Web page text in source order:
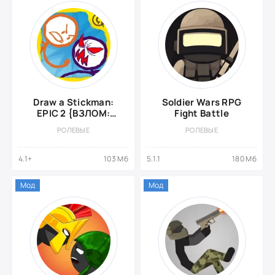
Draw a Stickman:
EPIC 2 {ВЗЛОМ:
РОЛЕВЫЕ
4.1+ 103 Мб
Soldier Wars RPG
Fight Battle
РОЛЕВЫЕ
5.1.1 180 Мб
Мод Мод